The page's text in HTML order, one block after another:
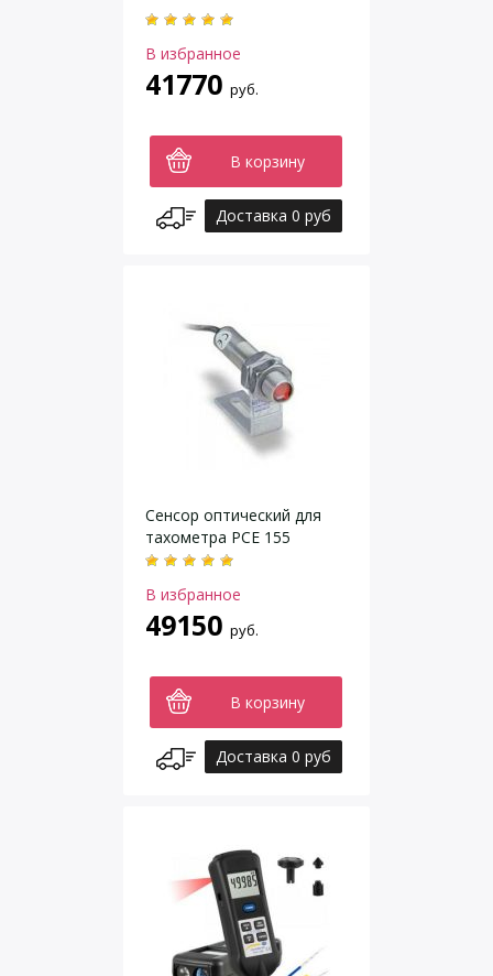
В избранное
41770 руб.
В корзину
Доставка 0 руб
Сенсор оптический для
тахометра PCE 155
В избранное
49150 руб.
В корзину
Доставка 0 руб